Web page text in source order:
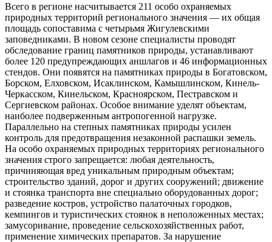
Всего в регионе насчитывается 211 особо охраняемых
природных территорий регионального значения — их общая
площадь сопоставима с четырьмя Жигулевскими
заповедниками. В новом сезоне специалисты проводят
обследование границ памятников природы, устанавливают
более 120 предупреждающих аншлагов и 46 информационных
стендов. Они появятся на памятниках природы в Богатовском,
Борском, Елховском, Исаклинском, Камышлинском, Кинель-
Черкасском, Кинельском, Красноярском, Пестравском и
Сергиевском районах. Особое внимание уделят объектам,
наиболее подверженным антропогенной нагрузке.
Параллельно на степных памятниках природы усилен
контроль для предотвращения незаконной распашки земель.
На особо охраняемых природных территориях регионального
значения строго запрещается: любая деятельность,
причиняющая вред уникальным природным объектам;
строительство зданий, дорог и других сооружений; движение
и стоянка транспорта вне специально оборудованных дорог;
разведение костров, устройство палаточных городков,
кемпингов и туристических стоянок в неположенных местах;
замусоривание, проведение сельскохозяйственных работ,
применение химических препаратов. За нарушение